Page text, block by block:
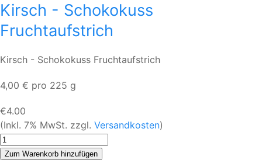
Kirsch - Schokokuss
Fruchtaufstrich
Kirsch - Schokokuss Fruchtaufstrich
4,00 € pro 225 g
€4.00
(Inkl. 7% MwSt. zzgl. Versandkosten)